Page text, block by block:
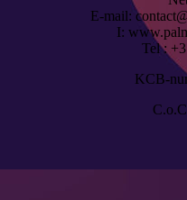
E-mail:
I:
Tel :
KCB-